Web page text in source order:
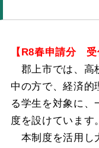
【R8春申請分 受
郡上市では、高
中の方で、経済的
る学生を対象に、
度を設けています。
本制度を活用し